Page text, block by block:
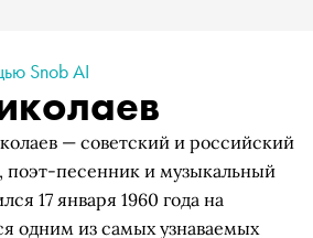
Snob AI
— советский и российский
поэт-песенник и музыкальный
17 января 1960 года на
одним из самых узнаваемых